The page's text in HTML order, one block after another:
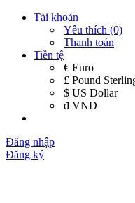
Tài khoản
Yêu thích (0)
Thanh toán
Tiền tệ
€ Euro
£ Pound
$ US Dollar
đ VND
Đăng nhập
Đăng ký